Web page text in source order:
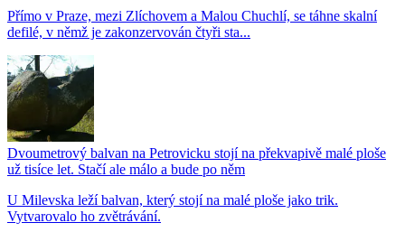
Přímo v Praze, mezi Zlíchovem a Malou Chuchlí, se táhne skalní
defilé, v němž je zakonzervován čtyři sta...
Dvoumetrový balvan na Petrovicku stojí na překvapivě malé ploše
už tisíce let. Stačí ale málo a bude po něm
U Milevska leží balvan, který stojí na malé ploše jako trik.
Vytvarovalo ho zvětrávání.